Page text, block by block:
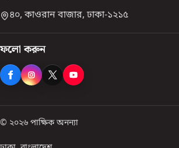
৪০, কাওরান বাজার, ঢাকা-১২১৫
ফলো করুন
© ২০২৬ পাক্ষিক অনন্যা